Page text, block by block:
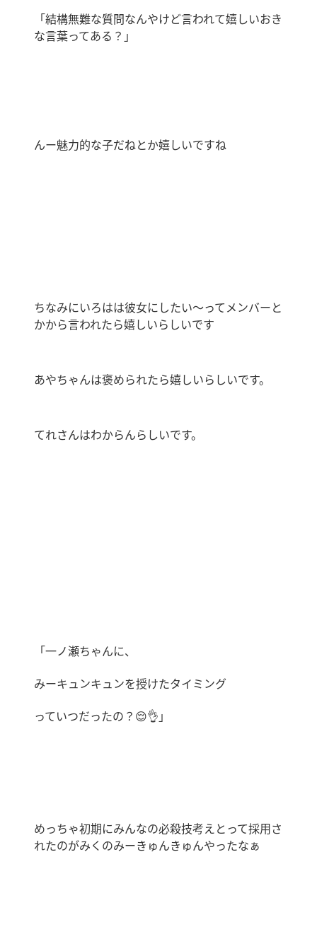
「結構無難な質問なんやけど言われて嬉しいおき
な言葉ってある？」
んー魅力的な子だねとか嬉しいですね
ちなみにいろはは彼女にしたい〜ってメンバーと
かから言われたら嬉しいらしいです
あやちゃんは褒められたら嬉しいらしいです。
てれさんはわからんらしいです。
「一ノ瀬ちゃんに、
みーキュンキュンを授けたタイミング
っていつだったの？ 😌👌 」
めっちゃ初期にみんなの必殺技考えとって採用さ
れたのがみくのみーきゅんきゅんやったなぁ